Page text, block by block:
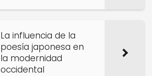
La influencia de la
poesía japonesa en
la modernidad
occidental